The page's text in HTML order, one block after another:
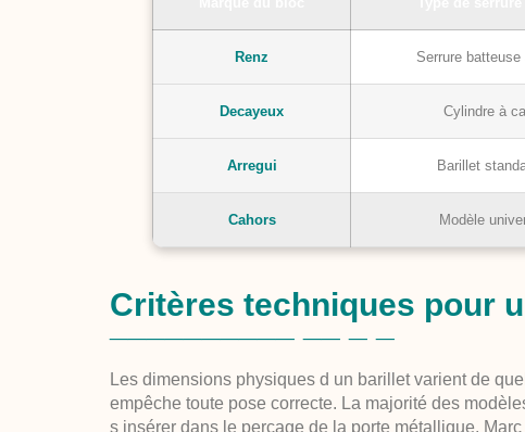
Renz Serrure
Decayeux Cylindre à
Arregui Barillet
Cahors Modèle
Critères techniques pour
Les dimensions physiques d un barillet varient de
empêche toute pose correcte. La majorité des
s insérer dans le perçage de la porte métallique.